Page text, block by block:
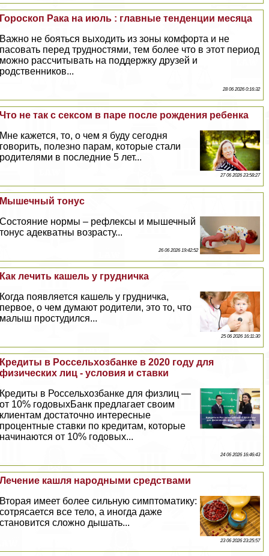
Гороскоп Paка на июль : главные тенденции месяца
Важно не бояться выходить из зоны комфорта и не
пасовать перед трудностями, тем более что в этот период
можно рассчитывать на поддержку друзей и
родственников...
28 06 2026 0:16:32
Что не так с ceкcом в паре после рождения ребенка
Мне кажется, то, о чем я буду сегодня
говорить, полезно парам, которые стали
родителями в последние 5 лет...
27 06 2026 23:58:27
Мышечный тонус
Состояние нормы – рефлексы и мышечный
тонус адекватны возрасту...
26 06 2026 19:42:52
Как лечить кашель у грудничка
Когда появляется кашель у грудничка,
первое, о чем думают родители, это то, что
малыш простудился...
25 06 2026 16:11:30
Кредиты в Россельхозбанке в 2020 году для
физических лиц - условия и ставки
Кредиты в Россельхозбанке для физлиц —
от 10% годовыхБанк предлагает своим
клиентам достаточно интересные
процентные ставки по кредитам, которые
начинаются от 10% годовых...
24 06 2026 16:46:43
Лечение кашля народными средствами
Вторая имеет более сильную симптоматику:
сотрясается все тело, а иногда даже
становится сложно дышать...
23 06 2026 23:25:57